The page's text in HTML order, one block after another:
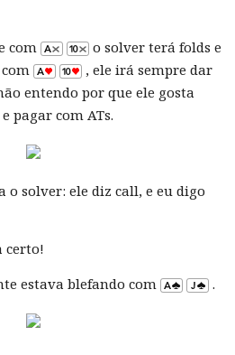
com
o solver terá folds e
, ele irá sempre dar
entendo por que ele gosta
pagar com ATs.
o solver: ele diz call, e eu digo
certo!
estava blefando com
.